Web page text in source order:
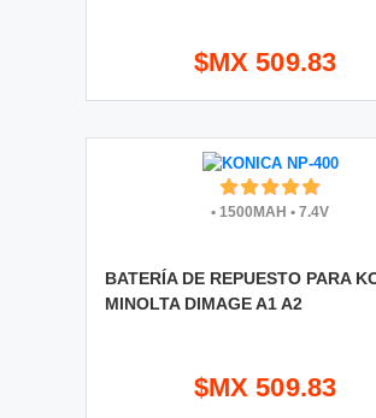
$MX 509.83
• 1500MAH • 7.4V
BATERÍA DE REPUESTO PARA
MINOLTA DIMAGE A1 A2
$MX 509.83